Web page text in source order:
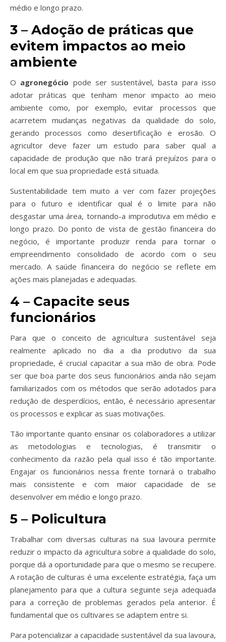
médio e longo prazo.
3 – Adoção de práticas que
evitem impactos ao meio
ambiente
O agronegócio pode ser sustentável, basta para isso
adotar práticas que tenham menor impacto ao meio
ambiente como, por exemplo, evitar processos que
acarretem mudanças negativas da qualidade do solo,
gerando processos como desertificação e erosão. O
agricultor deve fazer um estudo para saber qual a
capacidade de produção que não trará prejuízos para o
local em que sua propriedade está situada.
Sustentabilidade tem muito a ver com fazer projeções
para o futuro e identificar qual é o limite para não
desgastar uma área, tornando-a improdutiva em médio e
longo prazo. Do ponto de vista de gestão financeira do
negócio, é importante produzir renda para tornar o
empreendimento consolidado de acordo com o seu
mercado. A saúde financeira do negócio se reflete em
ações mais planejadas e adequadas.
4 – Capacite seus
funcionários
Para que o conceito de agricultura sustentável seja
realmente aplicado no dia a dia produtivo da sua
propriedade, é crucial capacitar a sua mão de obra. Pode
ser que boa parte dos seus funcionários ainda não sejam
familiarizados com os métodos que serão adotados para
redução de desperdícios, então, é necessário apresentar
os processos e explicar as suas motivações.
Tão importante quanto ensinar os colaboradores a utilizar
as metodologias e tecnologias, é transmitir o
conhecimento da razão pela qual isso é tão importante.
Engajar os funcionários nessa frente tornará o trabalho
mais consistente e com maior capacidade de se
desenvolver em médio e longo prazo.
5 – Policultura
Trabalhar com diversas culturas na sua lavoura permite
reduzir o impacto da agricultura sobre a qualidade do solo,
porque dá a oportunidade para que o mesmo se recupere.
A rotação de culturas é uma excelente estratégia, faça um
planejamento para que a cultura seguinte seja adequada
para a correção de problemas gerados pela anterior. É
fundamental que os cultivares se adaptem entre si.
Para potencializar a capacidade sustentável da sua lavoura,